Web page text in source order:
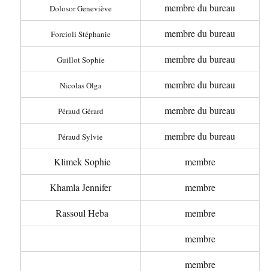
Dolosor Geneviève membre du bureau
Forcioli Stéphanie membre du bureau
Guillot Sophie membre du bureau
Nicolas Olga membre du bureau
Péraud Gérard membre du bureau
Péraud Sylvie membre du bureau
Klimek Sophie membre
Khamla Jennifer membre
Rassoul Heba membre
membre
membre